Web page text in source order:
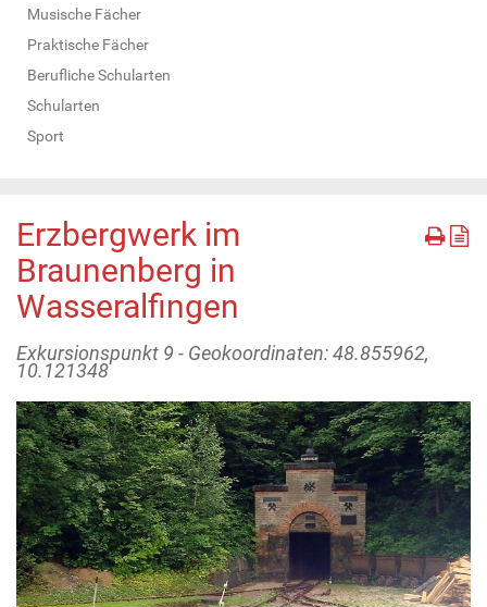
Musische Fächer
Praktische Fächer
Berufliche Schularten
Schularten
Sport
Erzbergwerk im
Braunenberg in
Wasseralfingen
Exkursionspunkt 9 - Geokoordinaten: 48.855962,
10.121348